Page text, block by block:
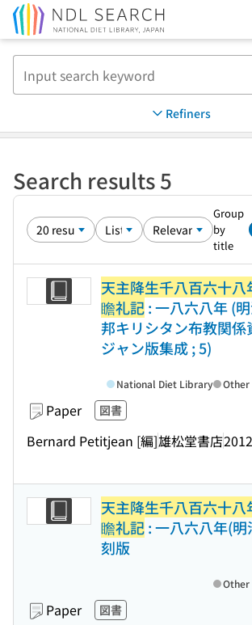
Refiners
Search results 5
Group
by
title
天主降生千八百六十八
瞻礼記: 一八六八年 (
邦キリシタン布教関係
ジャン版集成 ; 5)
Paper 図書
Bernard Petitjean [編]雄松堂書店
National Diet Library Other
天主降生千八百六十八
瞻礼記: 一八六八年(明
刻版
Paper 図書
Other